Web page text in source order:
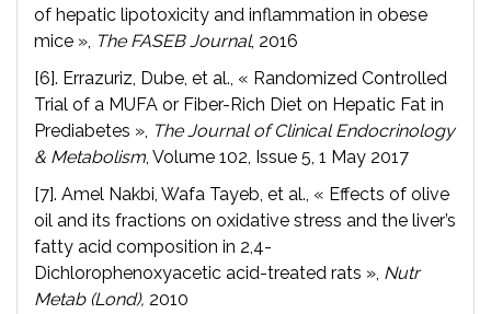
of hepatic lipotoxicity and inflammation in obese
mice », The FASEB Journal, 2016
[6]. Errazuriz, Dube, et al., « Randomized Controlled
Trial of a MUFA or Fiber-Rich Diet on Hepatic Fat in
Prediabetes », The Journal of Clinical Endocrinology
& Metabolism, Volume 102, Issue 5, 1 May 2017
[7]. Amel Nakbi, Wafa Tayeb, et al., « Effects of olive
oil and its fractions on oxidative stress and the liver’s
fatty acid composition in 2,4-
Dichlorophenoxyacetic acid-treated rats », Nutr
Metab (Lond), 2010